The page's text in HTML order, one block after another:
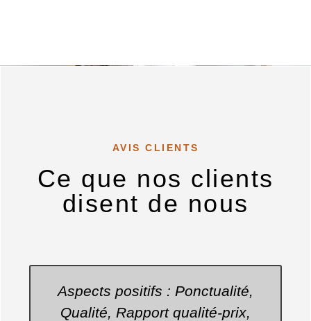
AVIS CLIENTS
Ce que nos clients
disent de nous
Entreprise très sérieuse et de
bons conseils. Le technicien,